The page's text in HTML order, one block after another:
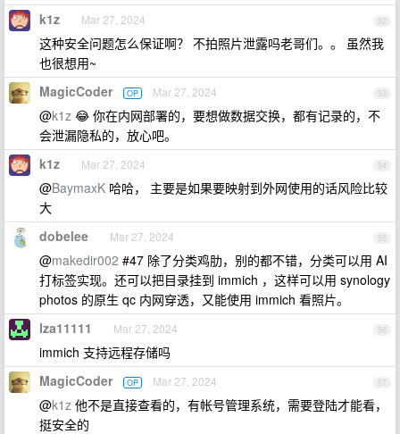
52
k1z Mar 27, 2024
这种安全问题怎么保证啊？ 不拍照片泄露吗老哥们。。 虽然我
也很想用~
53
MagicCoder OP Mar 27, 2024
@k1z 😂 你在内网部署的，要想做数据交换，都有记录的，不
会泄漏隐私的，放心吧。
54
k1z Mar 27, 2024
@BaymaxK 哈哈， 主要是如果要映射到外网使用的话风险比较
大
55
dobelee Mar 27, 2024
@makedir002 #47 除了分类鸡肋，别的都不错，分类可以用 AI
打标签实现。还可以把目录挂到 immich ，这样可以用 synology
photos 的原生 qc 内网穿透，又能使用 immich 看照片。
56
lza11111 Mar 27, 2024
immich 支持远程存储吗
57
MagicCoder OP Mar 27, 2024
@k1z 他不是直接查看的，有帐号管理系统，需要登陆才能看，
挺安全的